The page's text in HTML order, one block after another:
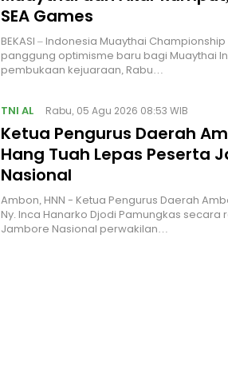
SEA Games
BEKASI – Indonesia Muaythai
panggung optimisme baru bagi Muaythai
pembukaan kejuaraan, Rabu…
TNI AL Rabu, 05 Agu 2026 08:53 WIB
Ketua Pengurus Daerah
Hang Tuah Lepas Peserta
Nasional
Ambon, HNN - Ketua Pengurus Daerah
Ny. Inca Hanarko Djodi Pamungkas
Jambore Nasional perwakilan…